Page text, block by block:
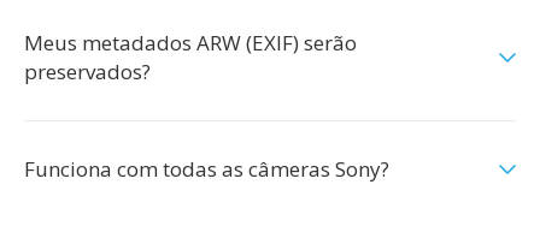
Meus metadados ARW (EXIF) serão
preservados?
Funciona com todas as câmeras Sony?